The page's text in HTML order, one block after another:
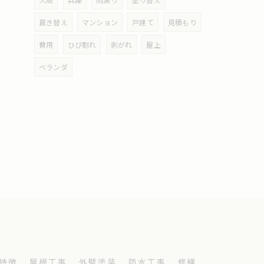
葺き替え マンション 戸建て 見積もり
費用 ひび割れ 剥がれ 屋上
ベランダ
徴 屋根工事 外壁塗装 防水工事 修繕